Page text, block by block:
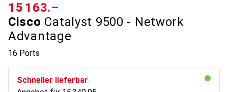
Cisco Catalyst 9500 - Network
Advantage
16 Ports
CHF
15 163.–
Schneller lieferbar